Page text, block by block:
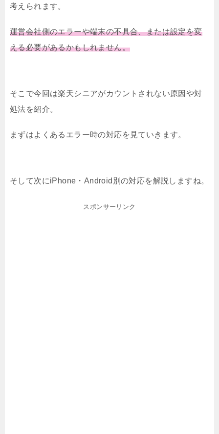
考えられます。
運営会社側のエラーや端末の不具合、または設定を変
える必要があるかもしれません。
そこで今回は楽天シニアがカウントされない原因や対
処法を紹介。
まずはよくあるエラー時の対応を見ていきます。
そして次にiPhone・Android別の対応を解説しますね。
スポンサーリンク